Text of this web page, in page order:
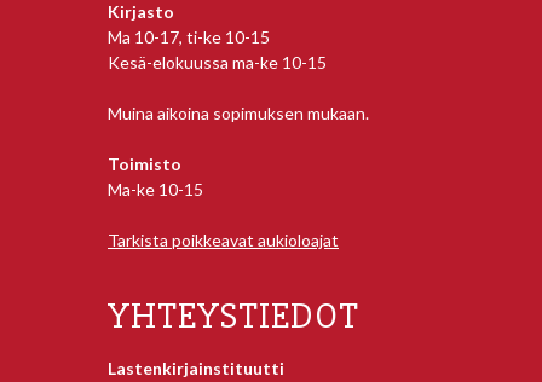
Kirjasto
Ma 10-17, ti-ke 10-15
Kesä-elokuussa ma-ke 10-15
Muina aikoina sopimuksen mukaan.
Toimisto
Ma-ke 10-15
Tarkista poikkeavat aukioloajat
YHTEYSTIEDOT
Lastenkirjainstituutti